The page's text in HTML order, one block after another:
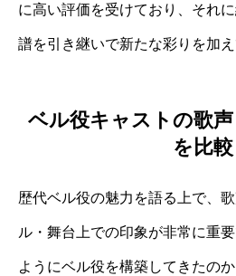
に高い評価を受けており、それ
譜を引き継いで新たな彩りを加え
ベル役キャストの歌
を比較
歴代ベル役の魅力を語る上で、
ル・舞台上での印象が非常に重
ようにベル役を構築してきたの